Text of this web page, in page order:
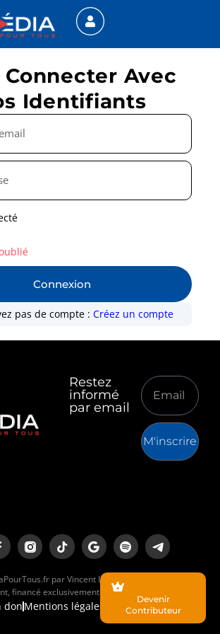
Connecter Avec
Identifiants
Connexion
pas de compte :Créez un compte
Restez
informé
par email
M'inscrire
par Vincent Lapierre est un média
financé exclusivement par ses lecteurs.
don Mentions légales
Devenir
Contributeur